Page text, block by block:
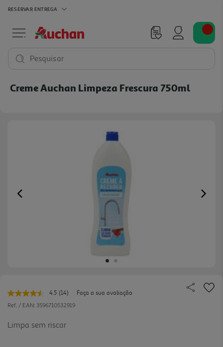
RESERVAR ENTREGA
Pesquisar
Creme Auchan Limpeza Frescura 750ml
Previous
4.5 Leu
14
para
(14)
Faça a sua avaliação
Ref. / EAN: 3596710532919
Limpa sem riscar